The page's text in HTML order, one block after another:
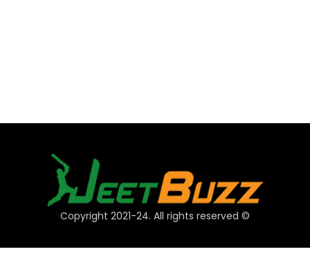
© Copyright 2021-24. All rights reserved